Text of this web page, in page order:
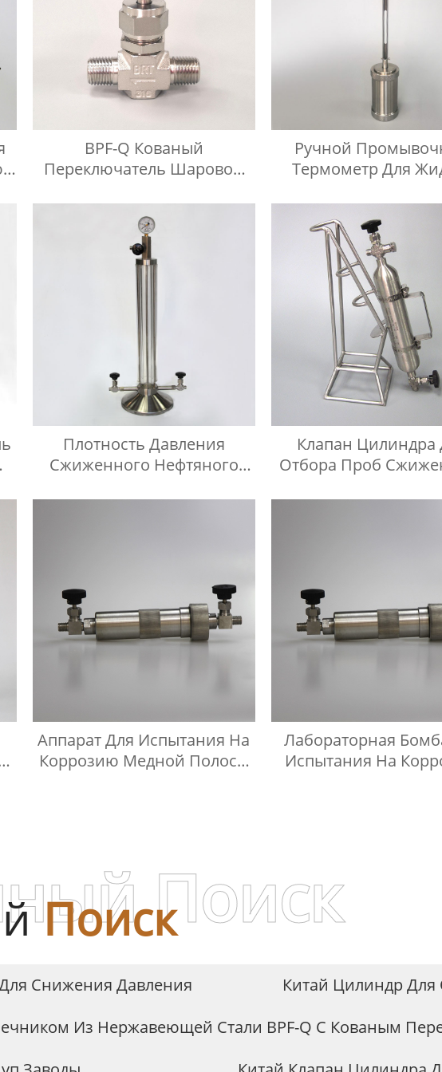
BPF-Q Кованый
Переключатель Шаровой
Нержавеющей Стали 316
Ручной
Термометр Для
Плотность Давления
Сжиженного Нефтяного
Испытательном Цилиндре
Клапан Цилиндра
Отбора Проб
Нержавеющей
Аппарат Для Испытания На
Коррозию Медной Полосы
Лабораторная
Испытания На
ПоискПоиск
Снижения Давления
Китай Цилиндр
Из Нержавеющей Стали BPF-Q С Кованым